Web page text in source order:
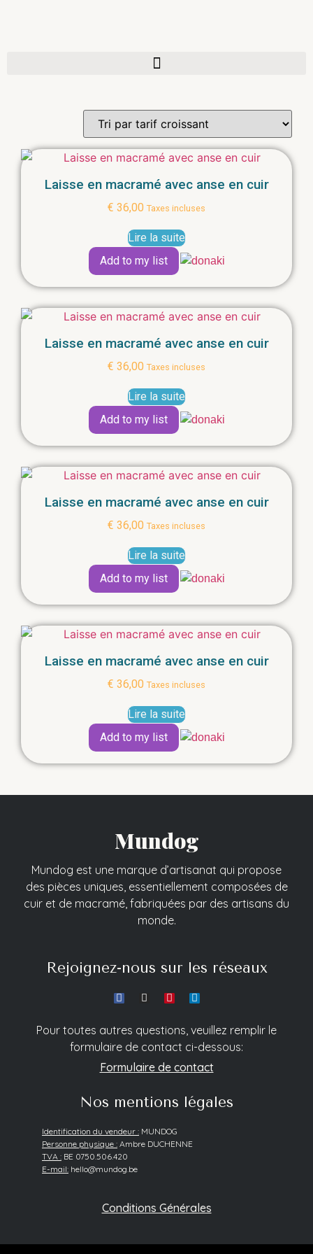
Laisse en macramé avec anse en cuir
€ 36,00 Taxes incluses
Lire la suite
Add to my list
Laisse en macramé avec anse en cuir
€ 36,00 Taxes incluses
Lire la suite
Add to my list
Laisse en macramé avec anse en cuir
€ 36,00 Taxes incluses
Lire la suite
Add to my list
Laisse en macramé avec anse en cuir
€ 36,00 Taxes incluses
Lire la suite
Add to my list
Mundog
Mundog est une marque d’artisanat qui propose
des pièces uniques, essentiellement composées de
cuir et de macramé, fabriquées par des artisans du
monde.
Rejoignez-nous sur les réseaux
Pour toutes autres questions, veuillez remplir le
formulaire de contact ci-dessous:
Formulaire de contact
Nos mentions légales
Identification du vendeur : MUNDOG
Personne physique : Ambre DUCHENNE
TVA : BE 0750.506.420
E-mail: hello@mundog.be
Conditions Générales